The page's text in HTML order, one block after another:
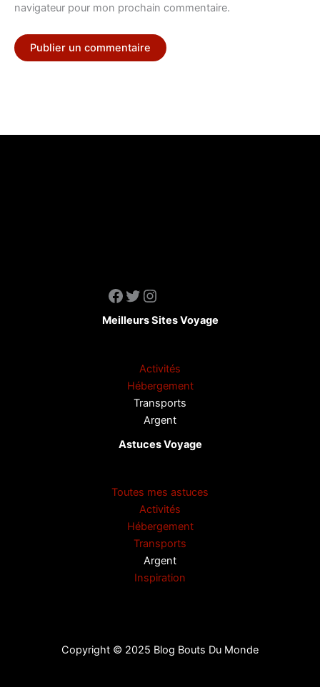
navigateur pour mon prochain commentaire.
Facebook Twitter Instagram
Meilleurs Sites Voyage
Activités
Hébergement
Transports
Argent
Astuces Voyage
Toutes mes astuces
Activités
Hébergement
Transports
Argent
Inspiration
Copyright © 2025 Blog Bouts Du Monde